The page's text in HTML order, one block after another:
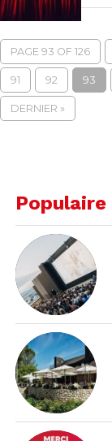
PAGE 93 OF 126
91 92 93
DERNIER »
Populaire